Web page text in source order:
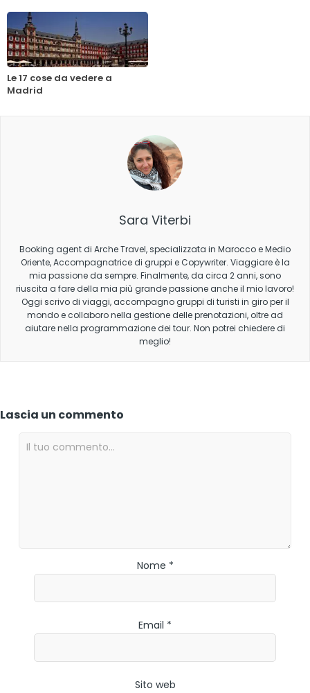
Le 17 cose da vedere a
Madrid
Sara Viterbi
Booking agent di Arche Travel, specializzata in Marocco e Medio
Oriente, Accompagnatrice di gruppi e Copywriter. Viaggiare è la
mia passione da sempre. Finalmente, da circa 2 anni, sono
riuscita a fare della mia più grande passione anche il mio lavoro!
Oggi scrivo di viaggi, accompagno gruppi di turisti in giro per il
mondo e collaboro nella gestione delle prenotazioni, oltre ad
aiutare nella programmazione dei tour. Non potrei chiedere di
meglio!
Lascia un commento
Nome *
Email *
Sito web